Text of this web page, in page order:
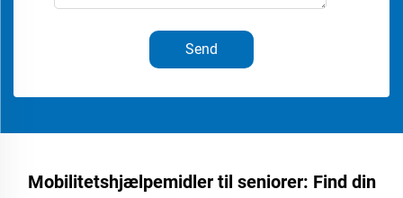
Send
Mobilitetshjælpemidler til seniorer: Find din